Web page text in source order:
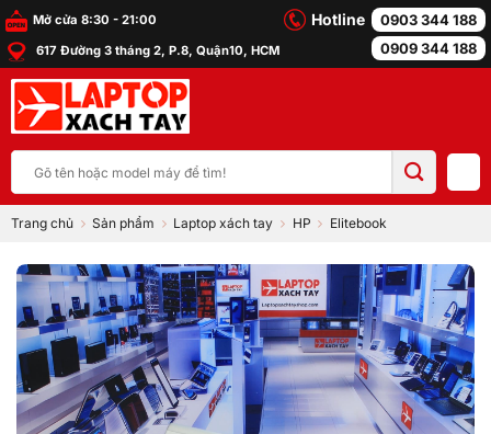
Bỏ
qua
nội
dung
Mở cửa 8:30 - 21:00
617 Đường 3 tháng 2, P.8, Quận10, HCM
Hotline
0903 344 188
0909 344 188
kiếm:
Trang chủ Sản phẩm Laptop xách tay HP Elitebook